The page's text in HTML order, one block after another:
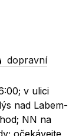
dopravní
v ulici
nad Labem-
NN na
očekávejte